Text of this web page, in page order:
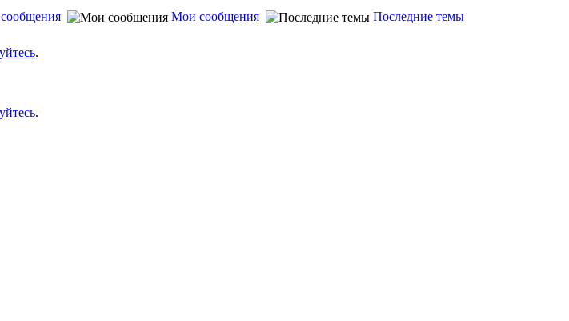
Мои сообщения Последние темы
.
.